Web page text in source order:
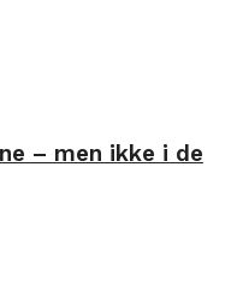
– men ikke i de